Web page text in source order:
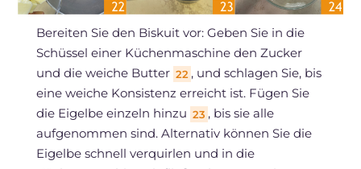
Bereiten Sie den Biskuit vor: Geben Sie in die
Schüssel einer Küchenmaschine den Zucker
und die weiche Butter 22 , und schlagen Sie, bis
eine weiche Konsistenz erreicht ist. Fügen Sie
die Eigelbe einzeln hinzu 23 , bis sie alle
aufgenommen sind. Alternativ können Sie die
Eigelbe schnell verquirlen und in die